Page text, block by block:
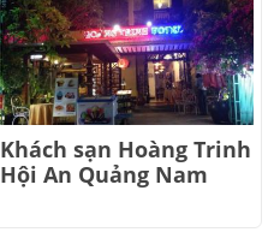
Khách sạn Hoàng Trinh
Hội An Quảng Nam